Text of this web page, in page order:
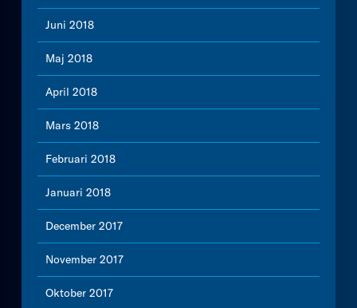
Juni 2018
Maj 2018
April 2018
Mars 2018
Februari 2018
Januari 2018
December 2017
November 2017
Oktober 2017